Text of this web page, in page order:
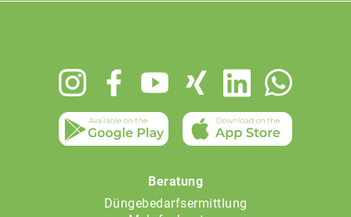
Beratung
Düngebedarfsermittlung